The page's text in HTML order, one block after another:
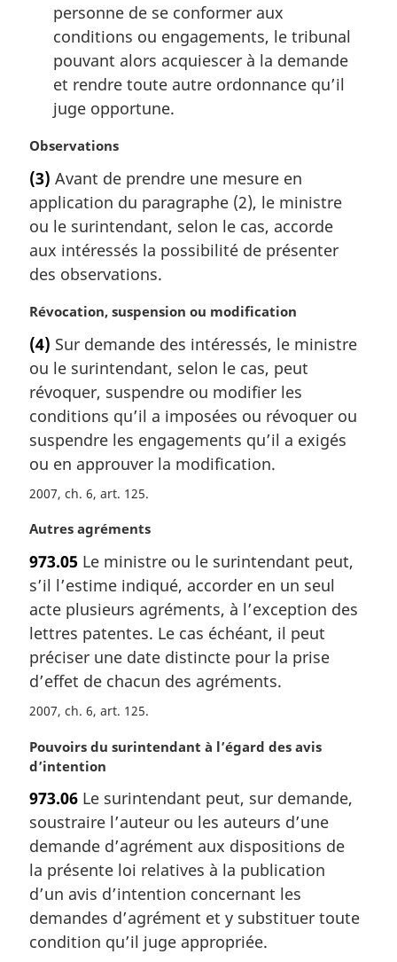
personne de se conformer aux
conditions ou engagements, le tribunal
pouvant alors acquiescer à la demande
et rendre toute autre ordonnance qu’il
juge opportune.
N
t
e
m
a
g
n
a
e
:
Observations
(3) Avant de prendre une mesure en
application du paragraphe (2), le ministre
ou le surintendant, selon le cas, accorde
aux intéressés la possibilité de présenter
des observations.
N
t
e
m
a
g
i
n
l
:
Révocation, suspension ou modification
(4) Sur demande des intéressés, le ministre
ou le surintendant, selon le cas, peut
révoquer, suspendre ou modifier les
conditions qu’il a imposées ou révoquer ou
suspendre les engagements qu’il a exigés
ou en approuver la modification.
2007, ch. 6, art. 125
N
t
e
m
a
g
i
n
l
e
Autres agréments
973.05 Le ministre ou le surintendant peut,
s’il l’estime indiqué, accorder en un seul
acte plusieurs agréments, à l’exception des
lettres patentes. Le cas échéant, il peut
préciser une date distincte pour la prise
d’effet de chacun des agréments.
2007, ch. 6, art. 125
N
o
e
m
a
r
i
n
a
Pouvoirs du surintendant à l’égard des avis
d’intention
973.06 Le surintendant peut, sur demande,
soustraire l’auteur ou les auteurs d’une
demande d’agrément aux dispositions de
la présente loi relatives à la publication
d’un avis d’intention concernant les
demandes d’agrément et y substituer toute
condition qu’il juge appropriée.